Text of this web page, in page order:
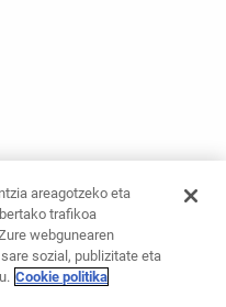
areagotzeko eta
trafikoa
webgunearen
sozial, publizitate eta
Cookie politika